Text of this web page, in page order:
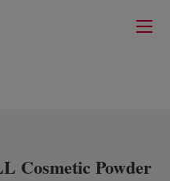
Cosmetic Powder